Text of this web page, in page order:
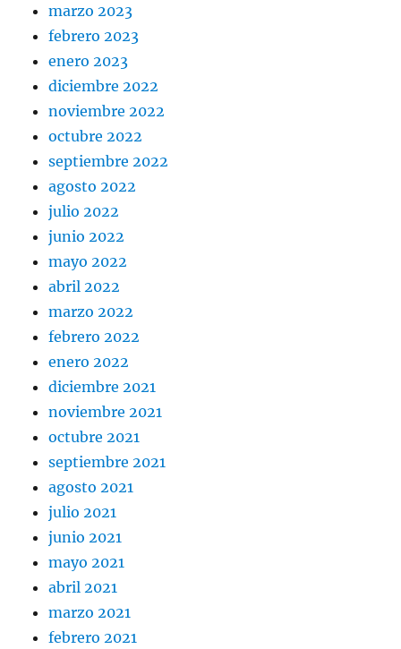
marzo 2023
febrero 2023
enero 2023
diciembre 2022
noviembre 2022
octubre 2022
septiembre 2022
agosto 2022
julio 2022
junio 2022
mayo 2022
abril 2022
marzo 2022
febrero 2022
enero 2022
diciembre 2021
noviembre 2021
octubre 2021
septiembre 2021
agosto 2021
julio 2021
junio 2021
mayo 2021
abril 2021
marzo 2021
febrero 2021